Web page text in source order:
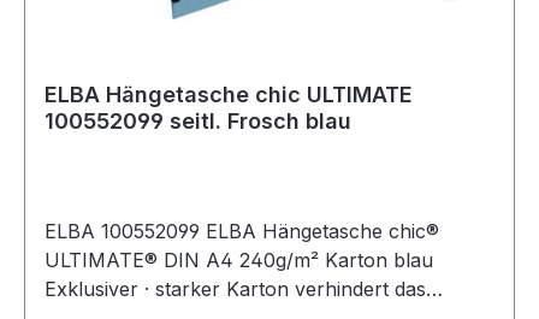
ELBA Hängetasche chic ULTIMATE
100552099 seitl. Frosch blau
ELBA 100552099 ELBA Hängetasche chic®
ULTIMATE® DIN A4 240g/m² Karton blau
Exklusiver · starker Karton verhindert das